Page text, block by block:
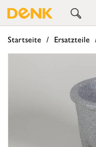
Startseite Ersatzteile